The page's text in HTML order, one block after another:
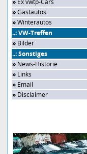
» Ex vwtp-Cars
»Gastautos
»Winterautos
..: VW-Treffen
» Bilder
..: Sonstiges
» News-Historie
» Links
» Email
» Disclaimer